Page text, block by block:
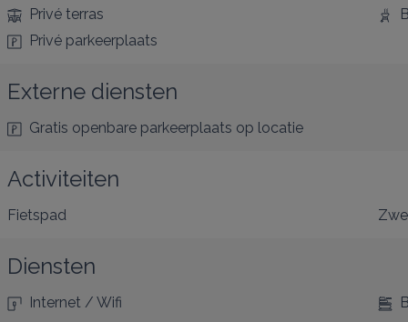
Privé terras
Privé parkeerplaats
Externe diensten
Gratis openbare parkeerplaats op locatie
Activiteiten
Fietspad
Diensten
Internet / Wifi